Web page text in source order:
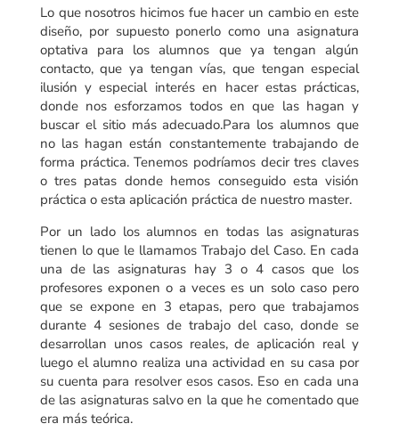
Lo que nosotros hicimos fue hacer un cambio en este
diseño, por supuesto ponerlo como una asignatura
optativa para los alumnos que ya tengan algún
contacto, que ya tengan vías, que tengan especial
ilusión y especial interés en hacer estas prácticas,
donde nos esforzamos todos en que las hagan y
buscar el sitio más adecuado.Para los alumnos que
no las hagan están constantemente trabajando de
forma práctica. Tenemos podríamos decir tres claves
o tres patas donde hemos conseguido esta visión
práctica o esta aplicación práctica de nuestro master.
Por un lado los alumnos en todas las asignaturas
tienen lo que le llamamos Trabajo del Caso. En cada
una de las asignaturas hay 3 o 4 casos que los
profesores exponen o a veces es un solo caso pero
que se expone en 3 etapas, pero que trabajamos
durante 4 sesiones de trabajo del caso, donde se
desarrollan unos casos reales, de aplicación real y
luego el alumno realiza una actividad en su casa por
su cuenta para resolver esos casos. Eso en cada una
de las asignaturas salvo en la que he comentado que
era más teórica.